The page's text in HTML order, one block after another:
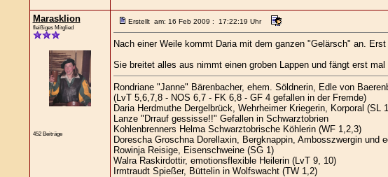
Marasklion
fleißiges Mitglied
452 Beiträge
Erstellt am: 16 Feb 2009 : 17:22:19 Uhr
Nach einer Weile kommt Daria mit dem ganzen "Gelärsch" an.
Sie breitet alles aus nimmt einen groben Lappen und fängt erst
Rondriane "Janne" Bärenbacher, ehem. Söldnerin, Edle von
(LvT 5,6,7,8 - NOS 6,7 - FK 6,8 - GF 4 gefallen in der Fremde)
Daria Herdmuthe Dergelbrück, Wehrheimer Kriegerin, Korporal
Lanze "Drrauf gessisse!!" Gefallen in Schwarztobrien
Kohlenbrenners Helma Schwarztobrische Köhlerin (WF 1,2,3)
Dorescha Groschna Dorellaxin, Bergknappin, Ambosszwergin und
Rowinja Reisige, Eisenschweine (SG 1)
Walra Raskirdottir, emotionsflexible Heilerin (LvT 9, 10)
Irmtraudt Spießer, Büttelin in Wolfswacht (TW 1,2)